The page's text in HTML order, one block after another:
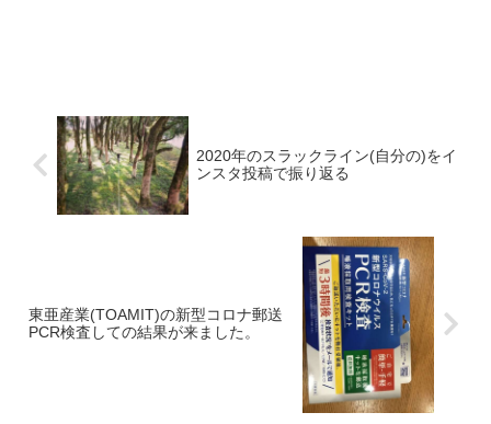
2020年のスラックライン(自分の)をイ
ンスタ投稿で振り返る
東亜産業(TOAMIT)の新型コロナ郵送
PCR検査しての結果が来ました。